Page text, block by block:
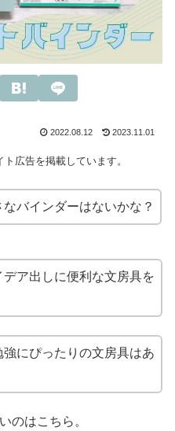
2022.08.12 2023.11.01
広告を掲載しています。
バインダーはないかな？
ア出しに便利な文房具を
にぴったりの文房具はあ
のはこちら。